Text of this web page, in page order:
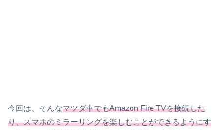
今回は、そんなマツダ車でもAmazon Fire TVを接続した
り、スマホのミラーリングを楽しむことができるようにす